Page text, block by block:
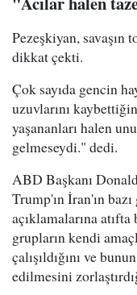
Pezeşkiyan, savaşın
dikkat çekti.
Çok sayıda gencin
uzuvlarını
yaşananları halen
gelmeseydi." dedi.
ABD Başkanı
Trump'ın İran'ın
açıklamalarına
grupların kendi
çalışıldığını ve
edilmesini